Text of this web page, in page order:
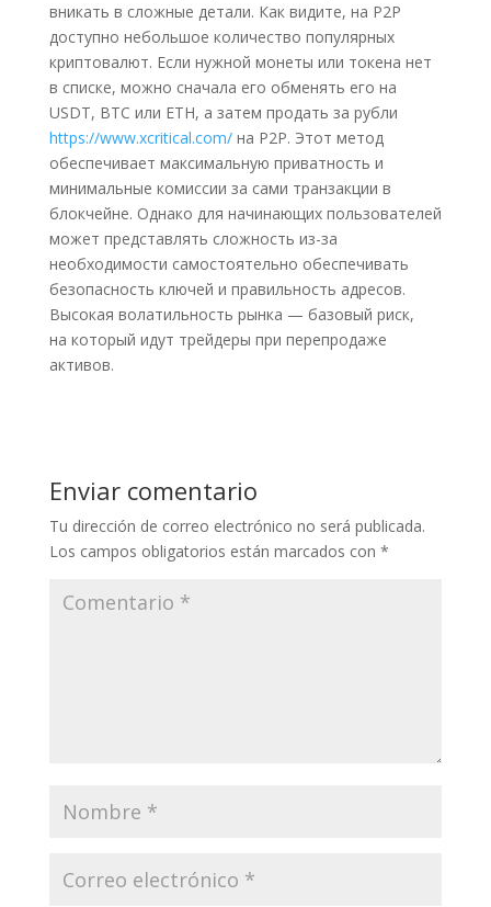
вникать в сложные детали. Как видите, на P2P
доступно небольшое количество популярных
криптовалют. Если нужной монеты или токена нет
в списке, можно сначала его обменять его на
USDT, BTC или ETH, а затем продать за рубли
https://www.xcritical.com/на P2P. Этот метод
обеспечивает максимальную приватность и
минимальные комиссии за сами транзакции в
блокчейне. Однако для начинающих пользователей
может представлять сложность из-за
необходимости самостоятельно обеспечивать
безопасность ключей и правильность адресов.
Высокая волатильность рынка — базовый риск,
на который идут трейдеры при перепродаже
активов.
Enviar comentario
Tu dirección de correo electrónico no será publicada.
Los campos obligatorios están marcados con *